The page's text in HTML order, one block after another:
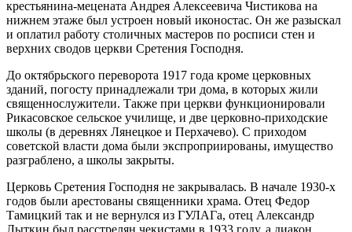
крестьянина-мецената Андрея Алексеевича Чистикова на
нижнем этаже был устроен новый иконостас. Он же разыскал
и оплатил работу столичных мастеров по росписи стен и
верхних сводов церкви Сретения Господня.
До октябрьского переворота 1917 года кроме церковных
зданий, погосту принадлежали три дома, в которых жили
священнослужители. Также при церкви функционировали
Рикасовское сельское училище, и две церковно-приходские
школы (в деревнях Лянецкое и Перхачево). С приходом
советской власти дома были экспроприированы, имущество
разграблено, а школы закрыты.
Церковь Сретения Господня не закрывалась. В начале 1930-х
годов были арестованы священники храма. Отец Федор
Тамицкий так и не вернулся из ГУЛАГа, отец Александр